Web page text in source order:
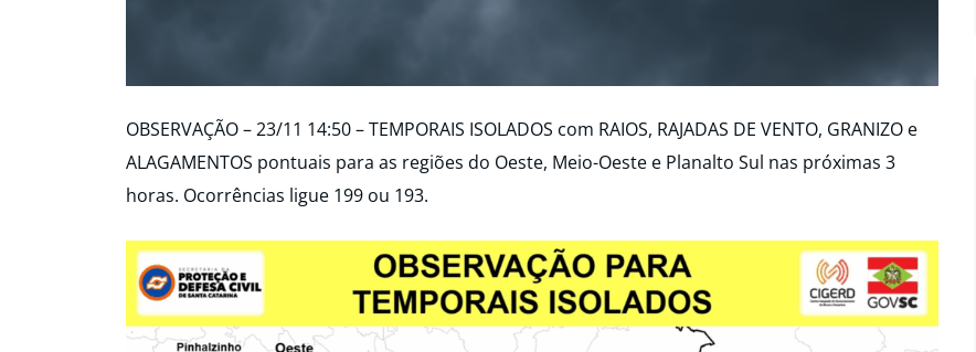
OBSERVAÇÃO – 23/11 14:50 – TEMPORAIS ISOLADOS com RAIOS, RAJADAS DE VENTO, GRANIZO e
ALAGAMENTOS pontuais para as regiões do Oeste, Meio-Oeste e Planalto Sul nas próximas 3
horas. Ocorrências ligue 199 ou 193.